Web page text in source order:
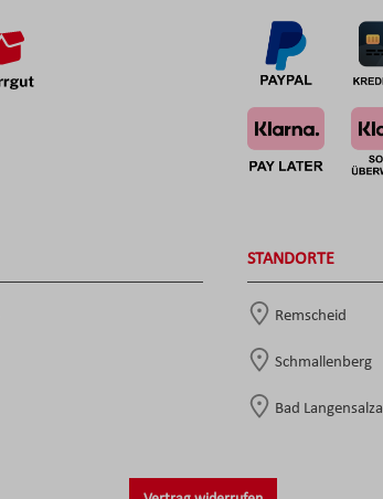
STANDORTE
Remscheid
Schmallenberg
Bad Langensalza